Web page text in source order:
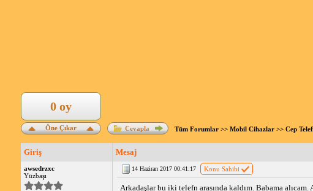
Öne Çıkar
0 oy
Cevapla Tüm Forumlar>> Mobil Cihazlar>> Cep
Giriş Mesaj
awsedrzxc
Yüzbaşı
14 Haziran 2017 00:41:17 Konu Sahibi
Arkadaşlar bu iki telefn arasında kaldım. Babama